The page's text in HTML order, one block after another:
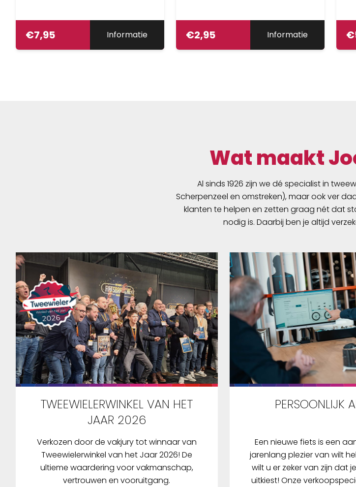
€7,95 Informatie €2,95 Informatie €
Wat maakt
Al sinds 1926 zijn we dé specialist in
Scherpenzeel en omstreken), maar ook ver
klanten te helpen en zetten graag nét dat
nodig is. Daarbij ben je altijd
TWEEWIELERWINKEL VAN HET
JAAR 2026
Verkozen door de vakjury tot winnaar van
Tweewielerwinkel van het Jaar 2026! De
ultieme waardering voor vakmanschap,
vertrouwen en vooruitgang.
PERSOONLIJK
Een nieuwe fiets is een
jarenlang plezier van wilt
wilt u er zeker van zijn dat
uitkiest! Onze